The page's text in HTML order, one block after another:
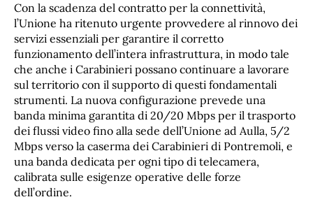
Con la scadenza del contratto per la connettività,
l’Unione ha ritenuto urgente provvedere al rinnovo dei
servizi essenziali per garantire il corretto
funzionamento dell’intera infrastruttura, in modo tale
che anche i Carabinieri possano continuare a lavorare
sul territorio con il supporto di questi fondamentali
strumenti. La nuova configurazione prevede una
banda minima garantita di 20/20 Mbps per il trasporto
dei flussi video fino alla sede dell’Unione ad Aulla, 5/2
Mbps verso la caserma dei Carabinieri di Pontremoli, e
una banda dedicata per ogni tipo di telecamera,
calibrata sulle esigenze operative delle forze
dell’ordine.